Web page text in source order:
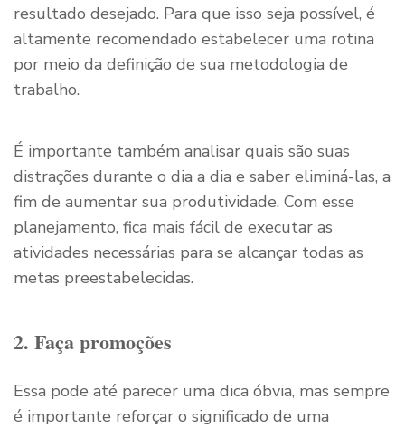
resultado desejado. Para que isso seja possível, é
altamente recomendado estabelecer uma rotina
por meio da definição de sua metodologia de
trabalho.
É importante também analisar quais são suas
distrações durante o dia a dia e saber eliminá-las, a
fim de aumentar sua produtividade. Com esse
planejamento, fica mais fácil de executar as
atividades necessárias para se alcançar todas as
metas preestabelecidas.
2. Faça promoções
Essa pode até parecer uma dica óbvia, mas sempre
é importante reforçar o significado de uma